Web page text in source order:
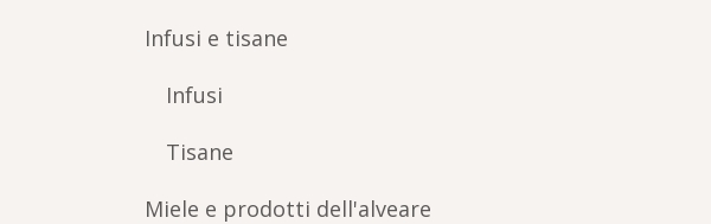
Infusi e tisane
Infusi
Tisane
Miele e prodotti dell'alveare